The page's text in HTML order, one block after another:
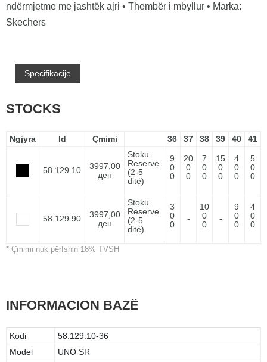
ndërmjetme me jashtëk ajri • Thembër i mbyllur • Marka:
Skechers
Specifikacije
STOCKS
Ngjyra Id Çmimi 36 37 38 39 40 41
58.129.10
3997,00
ден
Stoku
Reserve
(2-5
ditë)
9
0
0
20
0
0
7
0
0
15
0
0
4
0
0
5
0
0
58.129.90
3997,00
ден
Stoku
Reserve
(2-5
ditë)
3
0
0
-
10
0
0
-
9
0
0
4
0
0
* Çmimi nuk përfshin 18% TVSH
INFORMACION BAZË
Kodi
58.129.10-36
Model
UNO SR